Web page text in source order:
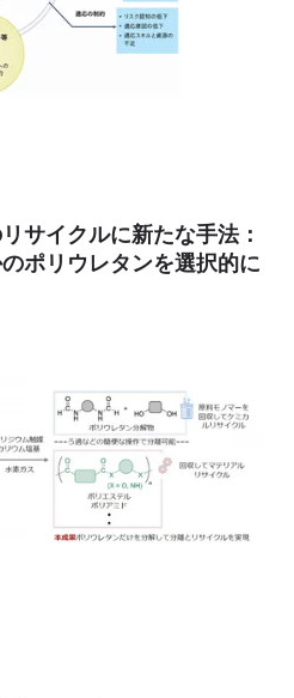
サイクルに新たな手法：
ポリウレタンを選択的に